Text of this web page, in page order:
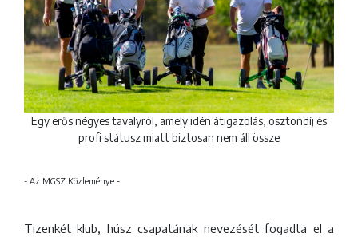
Egy erős négyes tavalyról, amely idén átigazolás, ösztöndíj és
profi státusz miatt biztosan nem áll össze
- Az MGSZ Közleménye -
Tizenkét klub, húsz csapatának nevezését fogadta el a